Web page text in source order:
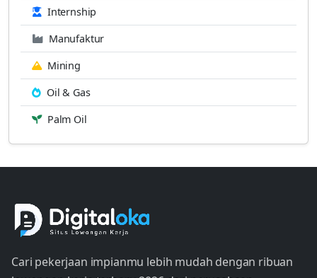
Internship
Manufaktur
Mining
Oil & Gas
Palm Oil
Cari pekerjaan impianmu lebih mudah dengan ribuan